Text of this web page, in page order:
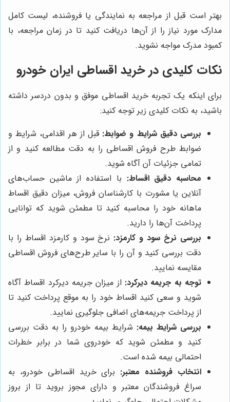
بهتر است قبل از مراجعه به نمایندگی یا فروشنده، لیست کامل
مدارک مورد نیاز را از آن‌ها دریافت کنید تا در زمان مراجعه، با
کمبود مدرک مواجه نشوید.
نکات کلیدی در خرید اقساطی ایران خودرو
برای اینکه یک تجربه خرید اقساطی موفق و بدون دردسر داشته
باشید، به نکات کلیدی زیر توجه کنید:
بررسی دقیق شرایط و ضوابط: قبل از هر اقدامی، شرایط و
ضوابط طرح فروش اقساطی را به دقت مطالعه کنید و از
تمامی جزئیات آن آگاه شوید.
محاسبه دقیق اقساط: با استفاده از ماشین حساب‌های
آنلاین یا مشورت با کارشناسان فروش، میزان دقیق اقساط
ماهانه خود را محاسبه کنید تا مطمئن شوید که توانایی
پرداخت آن‌ها را دارید.
بررسی نرخ سود و کارمزد: نرخ سود و کارمزد اقساط را با
دقت بررسی کنید و آن را با سایر طرح‌های فروش اقساطی
مقایسه نمایید.
توجه به جریمه دیرکرد: از میزان جریمه دیرکرد اقساط آگاه
شوید و سعی کنید اقساط خود را به موقع پرداخت کنید تا
از پرداخت جریمه‌های اضافی جلوگیری نمایید.
بررسی شرایط بیمه: شرایط بیمه خودرو را به دقت بررسی
کنید و مطمئن شوید که خودروی شما در برابر خطرات
احتمالی بیمه شده است.
انتخاب فروشنده معتبر: برای خرید اقساطی خودرو، به
سراغ فروشندگان معتبر و دارای مجوز بروید تا از بروز